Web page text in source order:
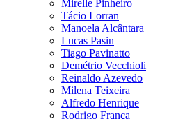
Mirelle Pinheiro
Tácio Lorran
Manoela Alcântara
Lucas Pasin
Tiago Pavinatto
Demétrio Vecchioli
Reinaldo Azevedo
Milena Teixeira
Alfredo Henrique
Rodrigo França